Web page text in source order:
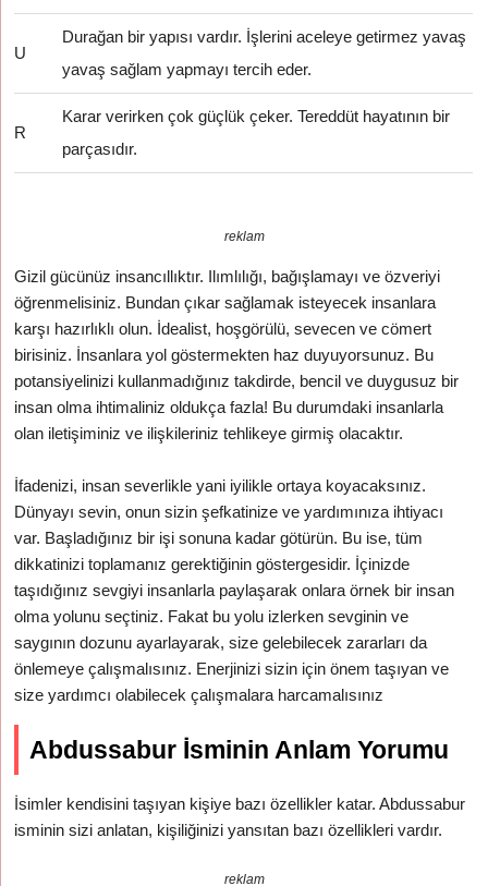
U
Durağan bir yapısı vardır. İşlerini aceleye getirmez yavaş
yavaş sağlam yapmayı tercih eder.
R
Karar verirken çok güçlük çeker. Tereddüt hayatının bir
parçasıdır.
reklam
Gizil gücünüz insancıllıktır. Ilımlılığı, bağışlamayı ve özveriyi
öğrenmelisiniz. Bundan çıkar sağlamak isteyecek insanlara
karşı hazırlıklı olun. İdealist, hoşgörülü, sevecen ve cömert
birisiniz. İnsanlara yol göstermekten haz duyuyorsunuz. Bu
potansiyelinizi kullanmadığınız takdirde, bencil ve duygusuz bir
insan olma ihtimaliniz oldukça fazla! Bu durumdaki insanlarla
olan iletişiminiz ve ilişkileriniz tehlikeye girmiş olacaktır.
İfadenizi, insan severlikle yani iyilikle ortaya koyacaksınız.
Dünyayı sevin, onun sizin şefkatinize ve yardımınıza ihtiyacı
var. Başladığınız bir işi sonuna kadar götürün. Bu ise, tüm
dikkatinizi toplamanız gerektiğinin göstergesidir. İçinizde
taşıdığınız sevgiyi insanlarla paylaşarak onlara örnek bir insan
olma yolunu seçtiniz. Fakat bu yolu izlerken sevginin ve
saygının dozunu ayarlayarak, size gelebilecek zararları da
önlemeye çalışmalısınız. Enerjinizi sizin için önem taşıyan ve
size yardımcı olabilecek çalışmalara harcamalısınız
Abdussabur İsminin Anlam Yorumu
İsimler kendisini taşıyan kişiye bazı özellikler katar. Abdussabur
isminin sizi anlatan, kişiliğinizi yansıtan bazı özellikleri vardır.
reklam